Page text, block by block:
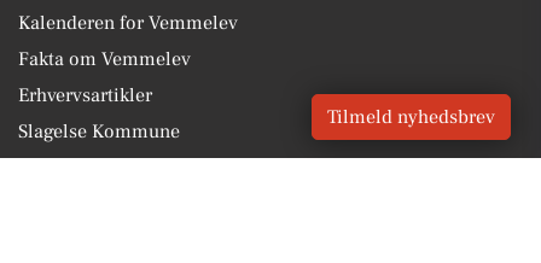
Kalenderen for Vemmelev
Fakta om Vemmelev
Erhvervsartikler
Slagelse Kommune
Tilmeld nyhedsbrev